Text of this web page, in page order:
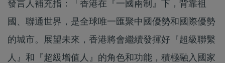
發言人補充指：「香港在『一國兩制』下，背靠祖
國、聯通世界，是全球唯一匯聚中國優勢和國際優勢
的城市。展望未來，香港將會繼續發揮好『超級聯繫
人』和『超級增值人』的角色和功能，積極融入國家